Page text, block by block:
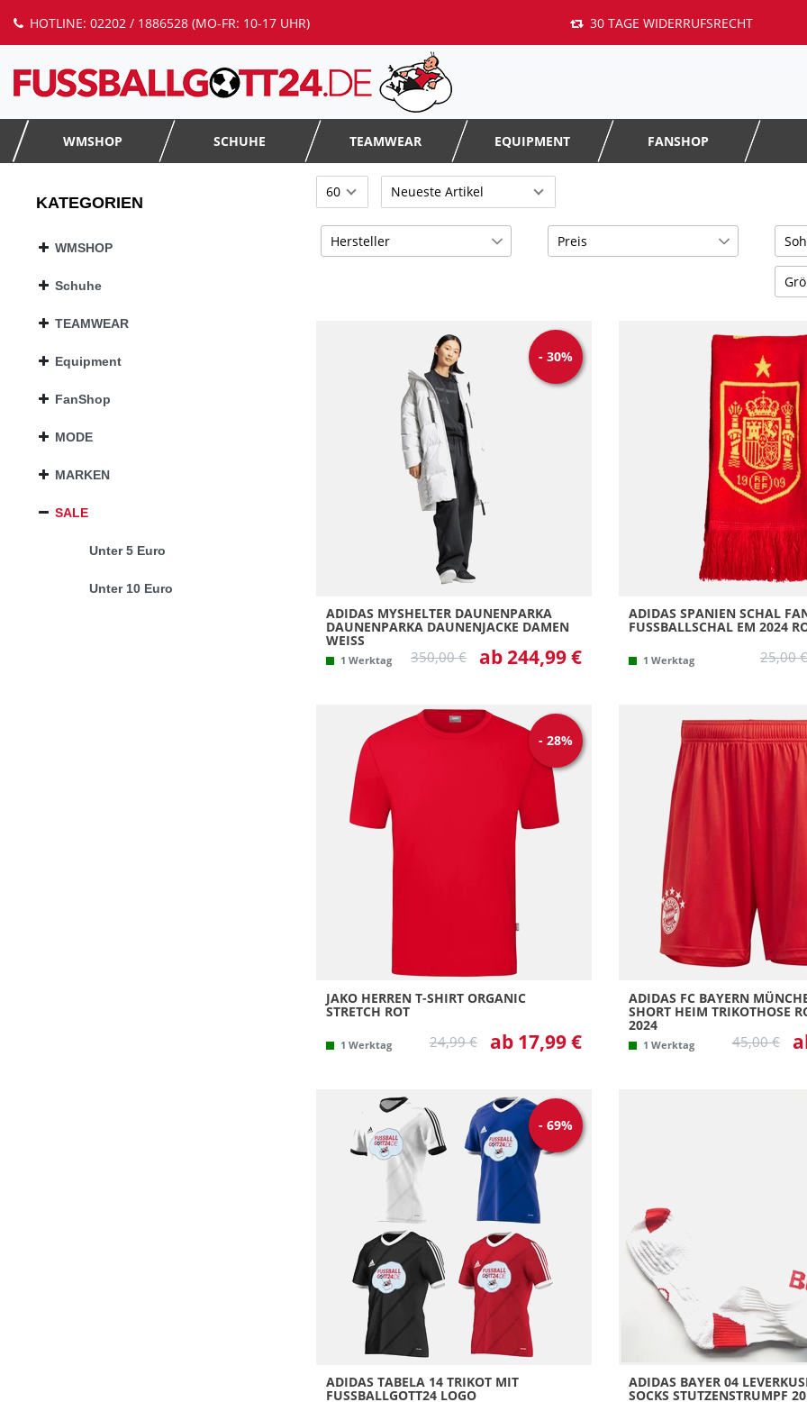
HOTLINE: 02202 / 1886528 (MO-FR: 10-17 UHR) 30 TAGE WIDERRUFSRECHT
WMSHOP SCHUHE TEAMWEAR EQUIPMENT FANSHOP
KATEGORIEN
WMSHOP
Schuhe
TEAMWEAR
Equipment
FanShop
MODE
MARKEN
SALE
Unter 5 Euro
Unter 10 Euro
Hersteller
2
Preis
AG
FG
MG
10
116
128
140
152
176
2 =
2XL
3 =
36
36
3XL
40
44
9
- 30%
ADIDAS MYSHELTER DAUNENPARKA
DAUNENPARKA DAUNENJACKE DAMEN
WEISS
1 Werktag 350,00 € ab 244,99 €
ADIDAS SPANIEN SCHAL
FUSSBALLSCHAL EM 2024
1 Werktag 25,00 €
- 28%
JAKO HERREN T-SHIRT ORGANIC
STRETCH ROT
1 Werktag 24,99 € ab 17,99 €
ADIDAS FC BAYERN
SHORT HEIM TRIKOTHOSE
2024
1 Werktag 45,00 €
- 69%
ADIDAS TABELA 14 TRIKOT MIT
FUSSBALLGOTT24 LOGO
ADIDAS BAYER 04
SOCKS STUTZENSTRUMPF